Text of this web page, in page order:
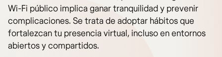
Wi-Fi público implica ganar tranquilidad y prevenir
complicaciones. Se trata de adoptar hábitos que
fortalezcan tu presencia virtual, incluso en entornos
abiertos y compartidos.